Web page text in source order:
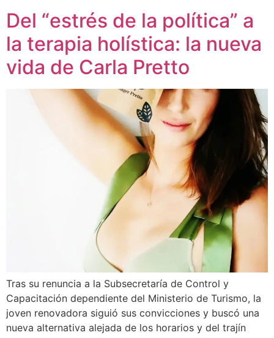
Del “estrés de la política” a
la terapia holística: la nueva
vida de Carla Pretto
Tras su renuncia a la Subsecretaría de Control y
Capacitación dependiente del Ministerio de Turismo, la
joven renovadora siguió sus convicciones y buscó una
nueva alternativa alejada de los horarios y del trajín